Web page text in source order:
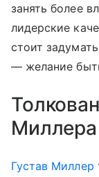
занять более
лидерские
стоит
— желание
Миллера
Густав Миллер